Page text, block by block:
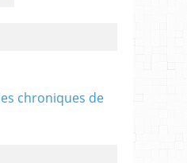
chroniques de